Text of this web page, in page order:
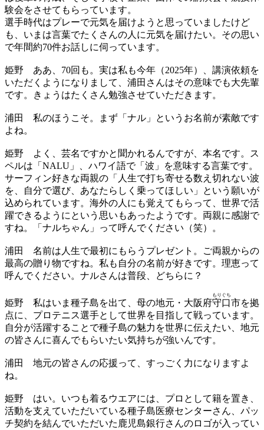
験会をさせてもらっています。
選手時代はプレーで元気を届けようと思っていましたけど
も、いまは言葉でたくさんの人に元気を届けたい。その思い
で年間約70件お話しに伺っています。
姫野 ああ、70回も。実は私も今年（2025年）、講演依頼を
いただくようになりまして、浦田さんはその意味でも大先輩
です。きょうはたくさん勉強させていただきます。
浦田
私のほうこそ。まず「ナル」というお名前が素敵です
よね。
姫野 よく、芸名ですかと聞かれるんですが、本名です。ス
ペルは「NALU」、ハワイ語で「波」を意味する言葉です。
サーフィン好きな両親の「人生で打ち寄せる数え切れない波
を、自分で選び、あなたらしく乗ってほしい」という願いが
込められています。海外の人にも覚えてもらって、世界で活
躍できるようにという思いもあったようです。両親に感謝で
すね。「ナルちゃん」って呼んでください（笑）。
浦田
名前は人生で最初にもらうプレゼント。ご両親からの
最高の贈り物ですね。私も自分の名前が好きです。理恵って
呼んでください。ナルさんは普段、どちらに？
姫野 私はいま種子島を出て、母の地元・大阪府守口
もりぐち
市を拠
点に、プロテニス選手として世界を目指して戦っています。
自分が活躍することで種子島の魅力を世界に伝えたい、地元
の皆さんに喜んでもらいたい気持ちが強いんです。
浦田
地元の皆さんの応援って、すっごく力になりますよ
ね。
姫野 はい。いつも着るウエアには、プロとして籍を置き、
活動を支えていただいている種子島医療センターさん、パッ
チ契約を結んでいただいた鹿児島銀行さんのロゴが入ってい